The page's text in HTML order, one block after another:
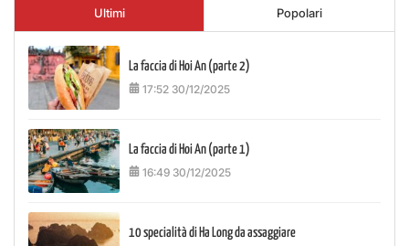
Ultimi Popolari
La faccia di Hoi An (parte 2)
17:52 30/12/2025
La faccia di Hoi An (parte 1)
16:49 30/12/2025
10 specialità di Ha Long da assaggiare